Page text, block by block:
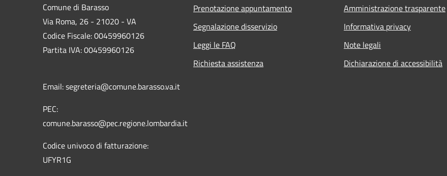
Comune di Barasso
Via Roma, 26 - 21020 - VA
Codice Fiscale: 00459960126
Partita IVA: 00459960126
Email: segreteria@comune.barasso.va.it
PEC:
comune.barasso@pec.regione.lombardia.it
Codice univoco di fatturazione:
UFYR1G
Prenotazione appuntamento
Segnalazione disservizio
Leggi le FAQ
Richiesta assistenza
Amministrazione trasparente
Informativa privacy
Note legali
Dichiarazione di accessibilità